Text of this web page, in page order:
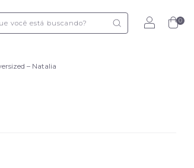
0
– Natalia